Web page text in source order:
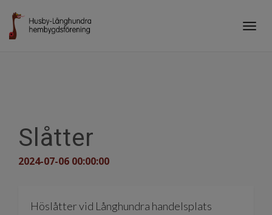
Slåtter
2024-07-06 00:00:00
Höslåtter vid Långhundra handelsplats